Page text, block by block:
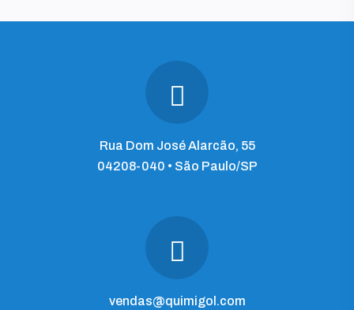
Rua Dom José Alarcão, 55
04208-040 • São Paulo/SP
vendas@quimigol.com